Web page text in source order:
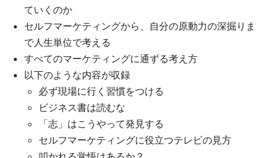
ていくのか
セルフマーケティングから、自分の原動力の深掘りま
で人生単位で考える
すべてのマーケティングに通ずる考え方
以下のような内容が収録
必ず現場に行く習慣をつける
ビジネス書は読むな
「志」はこうやって発見する
セルフマーケティングに役立つテレビの見方